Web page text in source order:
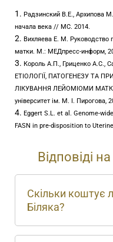
Радзинский В.Е., Архипова
начала века // МС. 2014.
Вихляева Е. М. Руководство
матки. М.: МЕДпресс-информ,
Король А.П., Гриценко А.С.,
ЕТІОЛОГІЇ, ПАТОГЕНЕЗУ ТА
ЛІКУВАННЯ ЛЕЙОМІОМИ МАТКИ.
університет ім. М. І. Пирогова,
Eggert S.L. et al. Genome-
FASN in pre-disposition to
Відповіді
Скільки коштує
Біляка?